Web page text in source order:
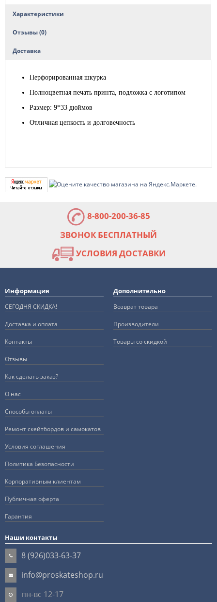
Характеристики
Отзывы (0)
Доставка
Перфорированная шкурка
Полноцветная печать принта, подложка с логотипом
Размер: 9*33 дюймов
Отличная цепкость и долговечность
8-800-200-36-85
ЗВОНОК БЕСПЛАТНЫЙ
УСЛОВИЯ ДОСТАВКИ
Информация
СЕГОДНЯ СКИДКА!
Доставка и оплата
Контакты
Отзывы
Как сделать заказ?
О нас
Способы оплаты
Ремонт скейтбордов и самокатов
Условия соглашения
Политика Безопасности
Корпоративным клиентам
Публичная оферта
Гарантия
Дополнительно
Возврат товара
Производители
Товары со скидкой
Наши контакты
8 (926)033-63-37
info@proskateshop.ru
пн-вс 12-17